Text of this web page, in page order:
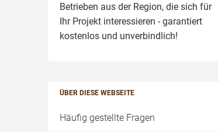
Betrieben aus der Region, die sich für
Ihr Projekt interessieren - garantiert
kostenlos und unverbindlich!
ÜBER DIESE WEBSEITE
Häufig gestellte Fragen